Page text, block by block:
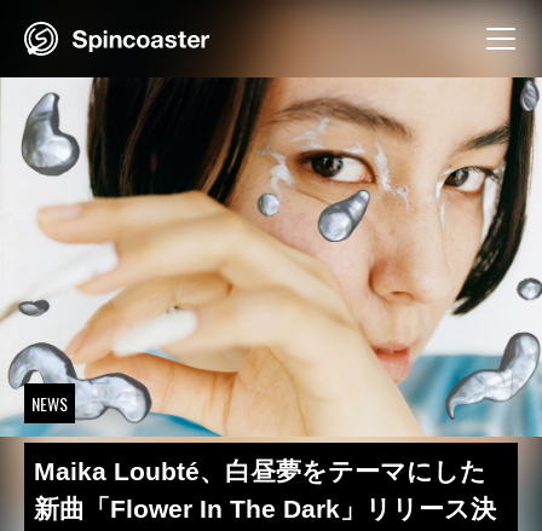
NEWS
Maika Loubté、白昼夢をテーマにした
新曲「Flower In The Dark」リリース決